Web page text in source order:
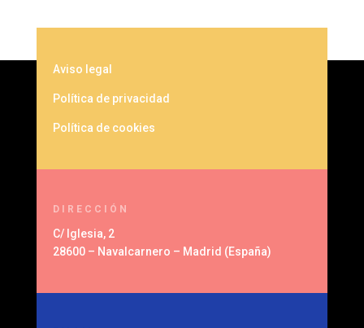
Aviso legal
Política de privacidad
Política de cookies
DIRECCIÓN
C/ Iglesia, 2
28600 – Navalcarnero – Madrid (España)